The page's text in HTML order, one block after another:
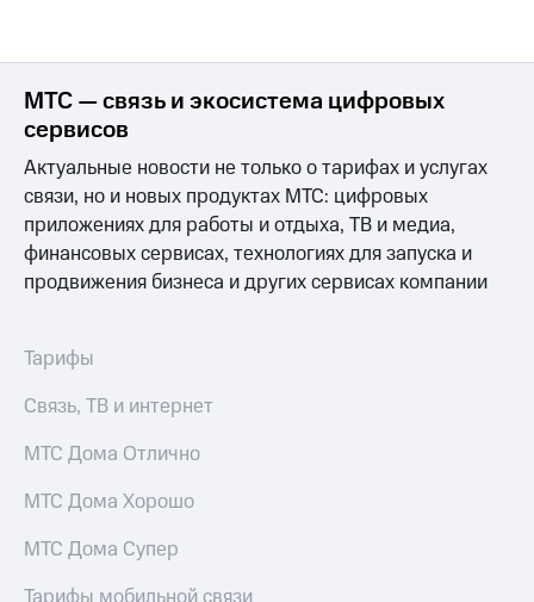
МТС — связь и экосистема цифровых
сервисов
Актуальные новости не только о тарифах и услугах
связи, но и новых продуктах МТС: цифровых
приложениях для работы и отдыха, ТВ и медиа,
финансовых сервисах, технологиях для запуска и
продвижения бизнеса и других сервисах компании
Тарифы
Связь, ТВ и интернет
МТС Дома Отлично
МТС Дома Хорошо
МТС Дома Супер